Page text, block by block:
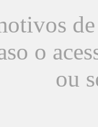
o
ou